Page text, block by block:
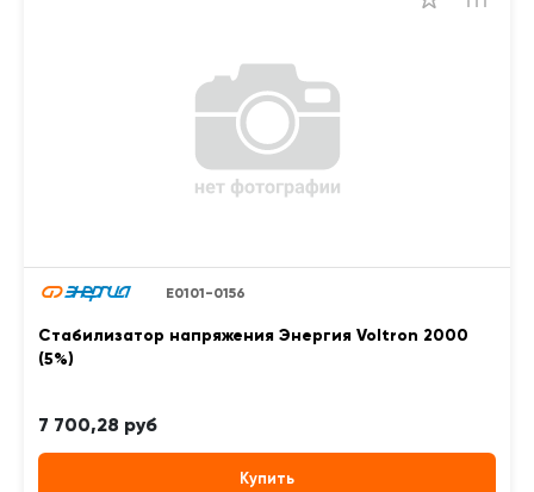
Е0101-0156
Стабилизатор напряжения Энергия Voltron 2000
(5%)
7 700,28 руб
Купить